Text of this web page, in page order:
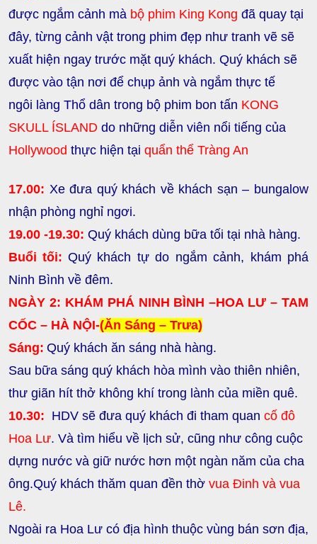
được ngắm cảnh mà bộ phim King Kong đã quay tại
đây, từng cảnh vật trong phim đẹp như tranh vẽ sẽ
xuất hiện ngay trước mặt quý khách. Quý khách sẽ
được vào tận nơi để chụp ảnh và ngắm thực tế
ngôi làng Thổ dân trong bộ phim bon tấn KONG
SKULL ÍSLAND do những diễn viên nổi tiếng của
Hollywood thực hiện tại quẩn thể Tràng An
17.00: Xe đưa quý khách về khách sạn – bungalow
nhận phòng nghỉ ngơi.
19.00 -19.30: Quý khách dùng bữa tối tại nhà hàng.
Buổi tối: Quý khách tự do ngắm cảnh, khám phá
Ninh Bình về đêm.
NGÀY 2: KHÁM PHÁ NINH BÌNH –HOA LƯ – TAM
CỐC – HÀ NỘI-(Ăn Sáng – Trưa)
Sáng: Quý khách ăn sáng nhà hàng.
Sau bữa sáng quý khách hòa mình vào thiên nhiên,
thư giãn hít thở không khí trong lành của miền quê.
10.30: HDV sẽ đưa quý khách đi tham quan cố đô
Hoa Lư. Và tìm hiểu về lịch sử, cũng như công cuộc
dựng nước và giữ nước hơn một ngàn năm của cha
ông.Quý khách thăm quan đền thờ vua Đinh và vua
Lê.
Ngoài ra Hoa Lư có địa hình thuộc vùng bán sơn địa,